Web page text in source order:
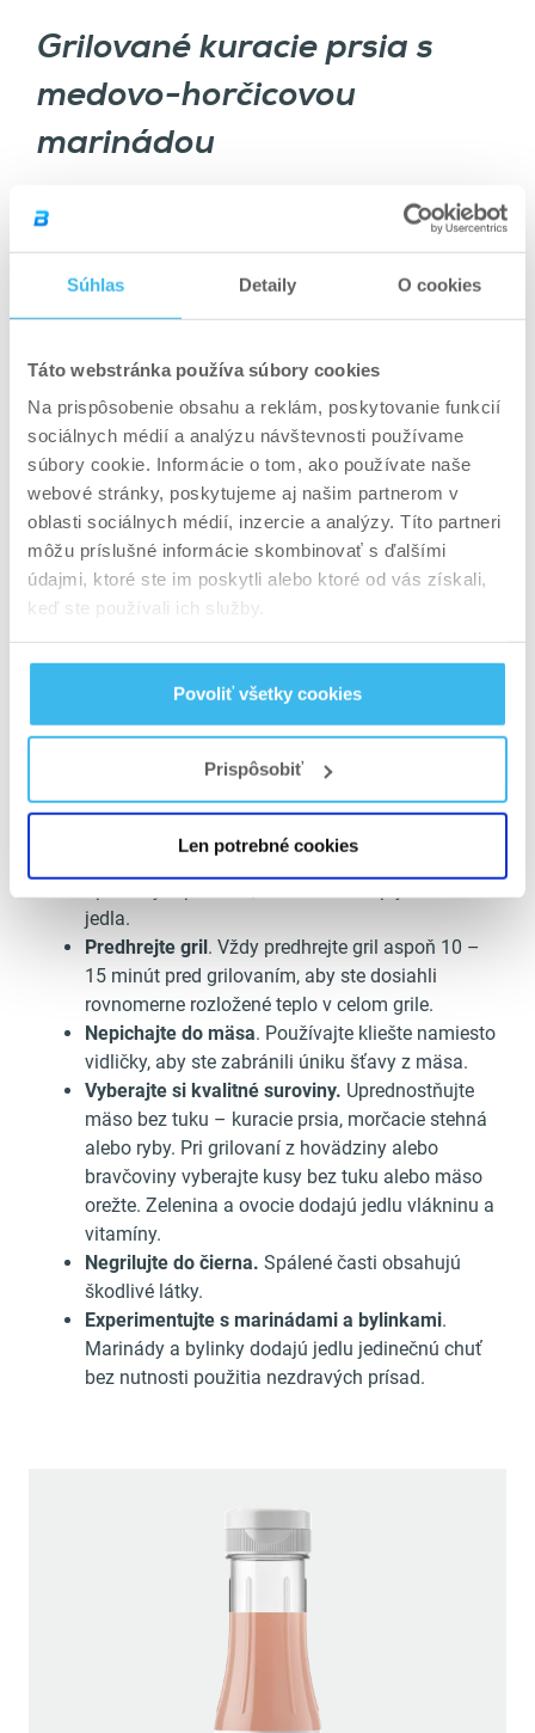
Súhlas Detaily O cookies
Táto webstránka používa súbory cookies
Na prispôsobenie obsahu a reklám, poskytovanie funkcií
sociálnych médií a analýzu návštevnosti používame
súbory cookie. Informácie o tom, ako používate naše
webové stránky, poskytujeme aj našim partnerom v
oblasti sociálnych médií, inzercie a analýzy. Títo partneri
môžu príslušné informácie skombinovať s ďalšími
údajmi, ktoré ste im poskytli alebo ktoré od vás získali,
keď ste používali ich služby.
Povoliť všetky cookies
Prispôsobiť
Len potrebné cookies
Grilované kuracie prsia s
medovo-horčicovou
marinádou
cesnak, soľ a korenie. Kuracie prsia vložte do
marinády a nechajte odležať aspoň 30 minút.
Gril predhrejte na stredne vysokú teplotu.
Kuracie prsia grilujte 5 – 7 minút z každej strany,
kým nie sú zlatisté a prepečené. Pred
podávaním ozdobte čerstvým rozmarínom.
Suroviny:
4 kuracie prsia
3 lyžice medu
2 lyžice dijonskej horčice
2 lyžice olivového oleja
2 strúčiky cesnaku (nasekané)
soľ a čierne korenie podľa chuti
čerstvý rozmarín na ozdobu
Tipy na techniky
grilovania
Používajte kvalitné drevené uhlie alebo
prírodné brikety
jedla.
Predhrejte gril . Vždy predhrejte gril aspoň 10 –
15 minút pred grilovaním, aby ste dosiahli
rovnomerne rozložené teplo v celom grile.
Nepichajte do mäsa. Používajte kliešte namiesto
vidličky, aby ste zabránili úniku šťavy z mäsa.
Vyberajte si kvalitné suroviny. Uprednostňujte
mäso bez tuku – kuracie prsia, morčacie stehná
alebo ryby. Pri grilovaní z hovädziny alebo
bravčoviny vyberajte kusy bez tuku alebo mäso
orežte. Zelenina a ovocie dodajú jedlu vlákninu a
vitamíny.
Negrilujte do čierna. Spálené časti obsahujú
škodlivé látky.
Experimentujte s marinádami a bylinkami.
Marinády a bylinky dodajú jedlu jedinečnú chuť
bez nutnosti použitia nezdravých prísad.